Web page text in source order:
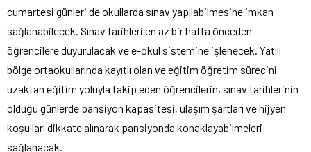
cumartesi günleri de okullarda sınav yapılabilmesine imkan
sağlanabilecek. Sınav tarihleri en az bir hafta önceden
öğrencilere duyurulacak ve e-okul sistemine işlenecek. Yatılı
bölge ortaokullarında kayıtlı olan ve eğitim öğretim sürecini
uzaktan eğitim yoluyla takip eden öğrencilerin, sınav tarihlerinin
olduğu günlerde pansiyon kapasitesi, ulaşım şartları ve hijyen
koşulları dikkate alınarak pansiyonda konaklayabilmeleri
sağlanacak.